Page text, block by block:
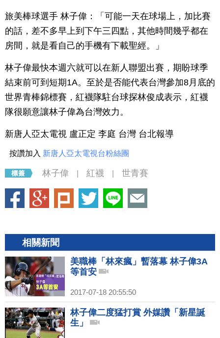
旅美棒球選手 林子偉：「可能一天在球場上，加比賽
的話，差不多早上到下午三四點，其他時間幾乎都在
房間，就是看自己的手機有下載聖經。」
林子偉最快本週六就可以在新人聯盟出賽，期盼球季
結束前可到短期1A。至於是否能代表台灣參加8月底的
世界青棒錦標賽，紅襪隊駐台球探林俊成表示，紅襪
隊很願意讓林子偉為台灣效力。
新唐人亞太電視 盧正定 李庭 台灣 台北報導
按讚加入 新唐人亞太電視台粉絲團
林子偉 紅襪 世青賽
相關新聞
美職棒「林來瘋」暫落幕 林子偉3A
等首安
2017-07-18 20:55:50
林子偉二度猛打賞 外媒讚「新星誕
生」